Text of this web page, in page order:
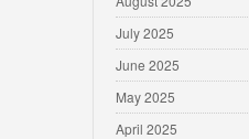
July 2025
June 2025
May 2025
April 2025